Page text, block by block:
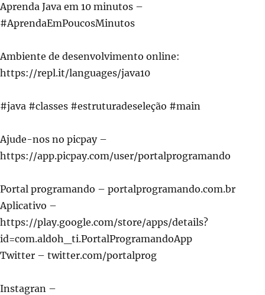
Aprenda Java em 10 minutos –
#AprendaEmPoucosMinutos
Ambiente de desenvolvimento online:
https://repl.it/languages/java10
#java #classes #estruturadeseleção #main
Ajude-nos no picpay –
https://app.picpay.com/user/portalprogramando
Portal programando – portalprogramando.com.br
Aplicativo –
https://play.google.com/store/apps/details?
id=com.aldoh_ti.PortalProgramandoApp
Twitter – twitter.com/portalprog
Instagran –